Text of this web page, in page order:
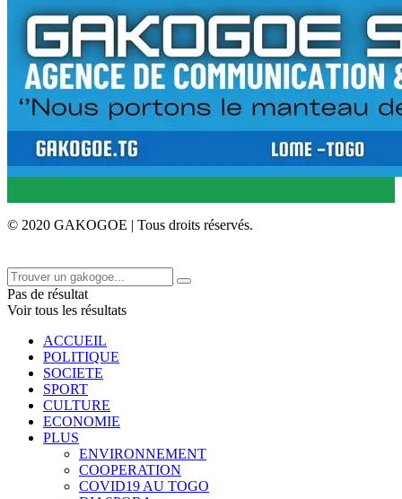
© 2020 GAKOGOE | Tous droits réservés.
Pas de résultat
Voir tous les résultats
ACCUEIL
POLITIQUE
SOCIETE
SPORT
CULTURE
ECONOMIE
PLUS
ENVIRONNEMENT
COOPERATION
COVID19 AU TOGO